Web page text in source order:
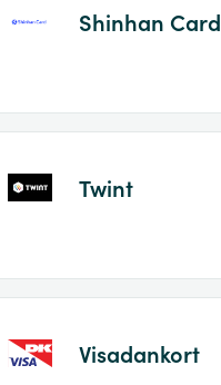
Shinhan Card
Twint
Visadankort